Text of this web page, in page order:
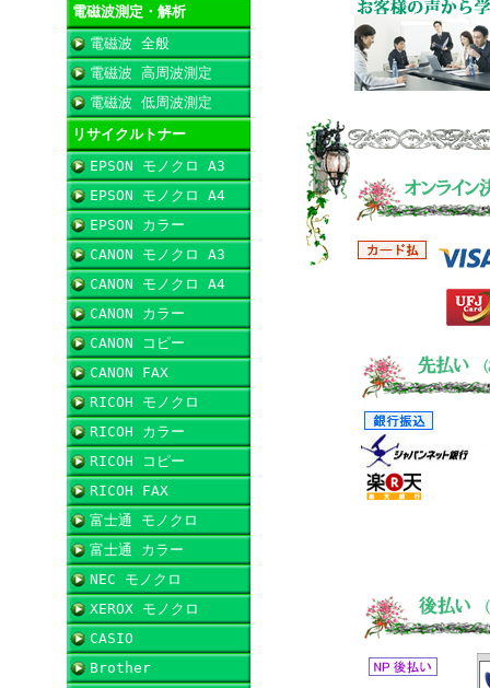
電磁波測定・解析
電磁波 全般
電磁波 高周波測定
電磁波 低周波測定
リサイクルトナー
EPSON モノクロ A3
EPSON モノクロ A4
EPSON カラー
CANON モノクロ A3
CANON モノクロ A4
CANON カラー
CANON コピー
CANON FAX
RICOH モノクロ
RICOH カラー
RICOH コピー
RICOH FAX
富士通 モノクロ
富士通 カラー
NEC モノクロ
XEROX モノクロ
CASIO
Brother